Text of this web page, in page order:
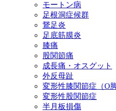
モートン病
足根洞症候群
鵞足炎
足底筋膜炎
膝痛
股関節痛
成長痛・オスグット
外反母趾
変形性膝関節症（O脚
変形性股関節症
半月板損傷